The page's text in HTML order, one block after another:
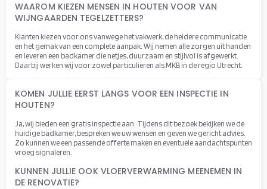
WAAROM KIEZEN MENSEN IN HOUTEN VOOR VAN
WIJNGAARDEN TEGELZETTERS?
Klanten kiezen voor ons vanwege het vakwerk, de heldere communicatie
en het gemak van een complete aanpak. Wij nemen alle zorgen uit handen
en leveren een badkamer die netjes, duurzaam en stijlvol is afgewerkt.
Daarbij werken wij voor zowel particulieren als MKB in de regio Utrecht.
KOMEN JULLIE EERST LANGS VOOR EEN INSPECTIE IN
HOUTEN?
Ja, wij bieden een gratis inspectie aan. Tijdens dit bezoek bekijken we de
huidige badkamer, bespreken we uw wensen en geven we gericht advies.
Zo kunnen we een passende offerte maken en eventuele aandachtspunten
vroeg signaleren.
KUNNEN JULLIE OOK VLOERVERWARMING MEENEMEN IN
DE RENOVATIE?